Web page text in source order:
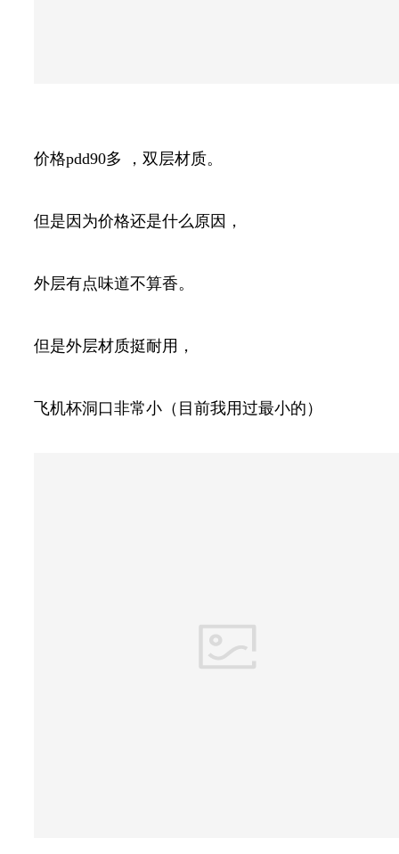
价格pdd90多 ，双层材质。
但是因为价格还是什么原因，
外层有点味道不算香。
但是外层材质挺耐用，
飞机杯洞口非常小（目前我用过最小的）